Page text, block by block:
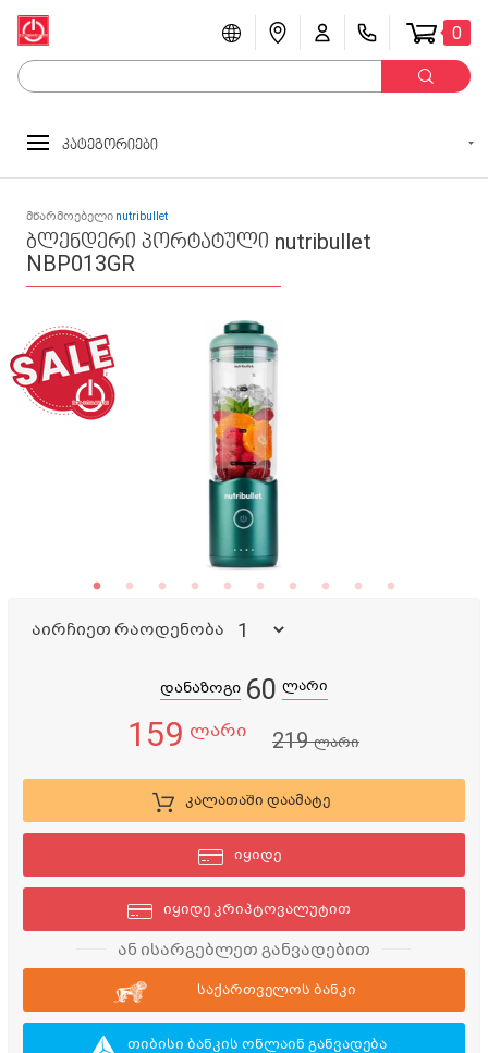
0
კატეგორიები
მწარმოებელი nutribullet
ბლენდერი პორტატული nutribullet
NBP013GR
აირჩიეთ რაოდენობა
დანაზოგი 60 ლარი
159 ლარი 219ლარი
კალათაში დაამატე
იყიდე
იყიდე კრიპტოვალუტით
ან ისარგებლეთ განვადებით
საქართველოს ბანკი
თიბისი ბანკის ონლაინ განვადება